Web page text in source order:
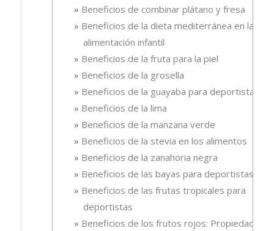
Beneficios de combinar plátano y fresa
Beneficios de la dieta mediterránea en la
alimentación infantil
Beneficios de la fruta para la piel
Beneficios de la grosella
Beneficios de la guayaba para deportistas
Beneficios de la lima
Beneficios de la manzana verde
Beneficios de la stevia en los alimentos
Beneficios de la zanahoria negra
Beneficios de las bayas para deportistas
Beneficios de las frutas tropicales para
deportistas
Beneficios de los frutos rojos: Propiedades